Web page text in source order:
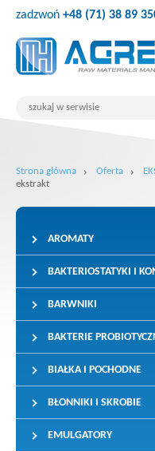
zadzwoń +48 (71) 38 89
Strona główna Oferta
ekstrakt
AROMATY
BAKTERIOSTATYKI I
BARWNIKI
BAKTERIE
BIAŁKA I POCHODNE
BŁONNIKI I SKROBIE
EMULGATORY